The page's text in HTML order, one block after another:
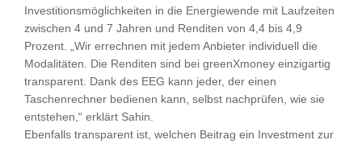
Investitionsmöglichkeiten in die Energiewende mit Laufzeiten
zwischen 4 und 7 Jahren und Renditen von 4,4 bis 4,9
Prozent. „Wir errechnen mit jedem Anbieter individuell die
Modalitäten. Die Renditen sind bei greenXmoney einzigartig
transparent. Dank des EEG kann jeder, der einen
Taschenrechner bedienen kann, selbst nachprüfen, wie sie
entstehen,“ erklärt Sahin.
Ebenfalls transparent ist, welchen Beitrag ein Investment zur